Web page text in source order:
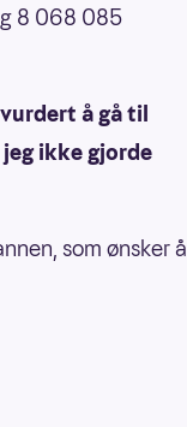
8 068 085
å gå til
ikke gjorde
som ønsker å